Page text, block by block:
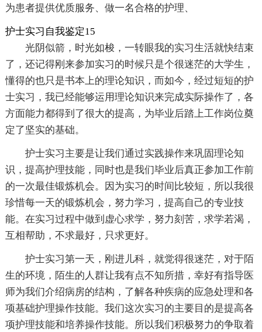
为患者提供优质服务、做一名合格的护理、
护士实习自我鉴定15
光阴似箭，时光如梭，一转眼我的实习生活就快结束
了，还记得刚来参加实习的时候只是个很迷茫的大学生，
懂得的也只是书本上的理论知识，而如今，经过短短的护
士实习，我已经能够运用理论知识来完成实际操作了，各
方面能力都得到了很大的提高，为毕业后踏上工作岗位奠
定了坚实的基础。
护士实习主要是让我们通过实践操作来巩固理论知
识，提高护理技能，同时也是我们毕业后真正参加工作前
的一次最佳锻炼机会。因为实习的时间比较短，所以我很
珍惜每一天的锻炼机会，努力学习，提高自己的专业技
能。在实习过程中做到虚心求学，努力刻苦，求学若渴，
互相帮助，不求最好，只求更好。
护士实习第一天，刚进儿科，就觉得很迷茫，对于陌
生的环境，陌生的人群让我有点不知所措，幸好有指导医
师为我们介绍病房的结构，了解各种疾病的应急处理和各
项基础护理操作技能。我们这次实习的主要目的是提高各
项护理技能和培养操作技能。所以我们积极努力的争取着